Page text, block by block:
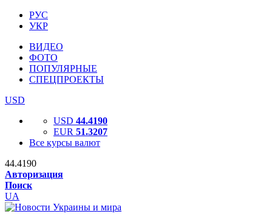
РУС
УКР
ВИДЕО
ФОТО
ПОПУЛЯРНЫЕ
СПЕЦПРОЕКТЫ
USD
USD 44.4190
EUR 51.3207
Все курсы валют
44.4190
Авторизация
Поиск
UA